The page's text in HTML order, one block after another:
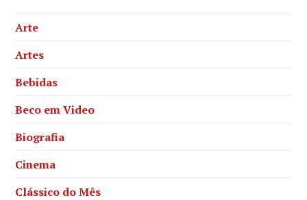
Arte
Artes
Bebidas
Beco em Video
Biografia
Cinema
Clássico do Mês